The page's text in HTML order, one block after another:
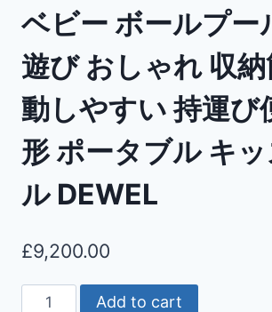
ベビー ボールプー
遊び おしゃれ 収
動しやすい 持運び
形 ポータブル キ
ル DEWEL
£9,200.00
Add to cart